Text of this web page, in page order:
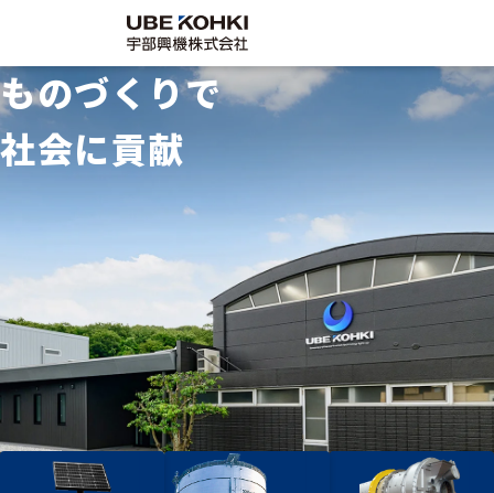
事業案内
採用情報
お知らせ
企業情 代表挨拶／理
保有資格 工場設備
調達・協力会
社
サステ
ティ
Sustainability
サステナビリ
採用情 採用情報
社員インタビ
募集要項・エ
ントリー
ものづくりで
社会に貢献